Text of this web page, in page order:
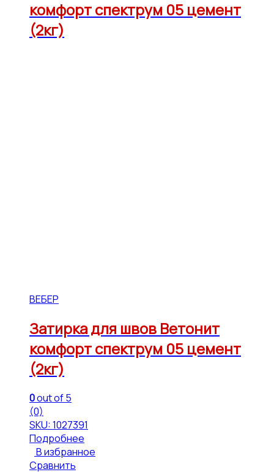
комфорт спектрум 05 цемент
(2кг)
ВЕБЕР
Затирка для швов Ветонит
комфорт спектрум 05 цемент
(2кг)
0out of 5
(0)
SKU: 1027391
Подробнее
В избранное
Сравнить